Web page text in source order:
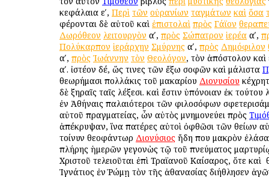
κεφάλαια εʹ, Περὶ τῶν οὐρανίων ταγμάτων καὶ ὅσα
φέρονται δὲ αὐτοῦ καὶ ἐπιστολαὶ πρὸς Γάϊον
Δωρόθεον λειτουργὸν αʹ, πρὸς Σώπατρον ἱερέα αʹ,
Πολύκαρπον ἱεράρχην Σμύρνης αʹ, πρὸς Δημόφιλον
αʹ, πρὸς Ἰωάννην τὸν Θεολόγον, τὸν ἀπόστολον καὶ
αʹ. ἰστέον δέ, ὥς τινες τῶν ἔξω σοφῶν καὶ μάλιστα
θεωρήμασι πολλάκις τοῦ μακαρίου Διονυσίου
δὲ ξηραῖς ταῖς λέξεσι. καὶ ἔστιν ὑπόνοιαν ἐκ τούτου
ἐν Ἀθήναις παλαιότεροι τῶν φιλοσόφων
αὐτοῦ πραγματείας, ὧν αὐτὸς μνημονεύει πρὸς
ἀπέκρυψαν, ἵνα πατέρες αὐτοὶ ὀφθῶσι τῶν θείων
τοίνυν θεοφάντωρ Διονύσιος ἤδη που μακρὸν
πλήρης ἡμερῶν γεγονὼς τῷ τοῦ πνεύματος
Χριστοῦ τελειοῦται ἐπὶ Τραϊανοῦ Καίσαρος, ὅτε καὶ
Ἰγνάτιος ἐν Ῥώμῃ τὸν τῆς ἀθανασίας διήθλησεν